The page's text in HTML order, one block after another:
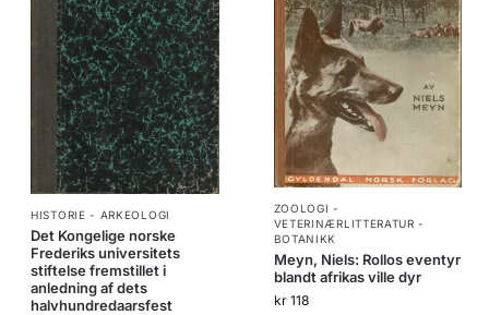
HISTORIE - ARKEOLOGI
Det Kongelige norske
Frederiks universitets
stiftelse fremstillet i
anledning af dets
halvhundredaarsfest
ZOOLOGI -
VETERINÆRLITTERATUR -
BOTANIKK
Meyn, Niels: Rollos eventyr
blandt afrikas ville dyr
kr118